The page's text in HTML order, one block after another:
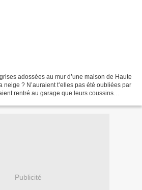
adossées au mur d’une maison de Haute
? N’auraient t’elles pas été oubliées par
rentré au garage que leurs coussins
Publicité